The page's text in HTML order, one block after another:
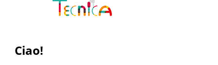
Ciao!